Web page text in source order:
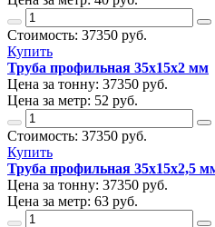
Стоимость: 37350 руб.
Купить
Труба профильная 35х15х2 мм
Цена за тонну: 37350 руб.
Цена за метр: 52 руб.
Стоимость: 37350 руб.
Купить
Труба профильная 35х15х2,5
Цена за тонну: 37350 руб.
Цена за метр: 63 руб.